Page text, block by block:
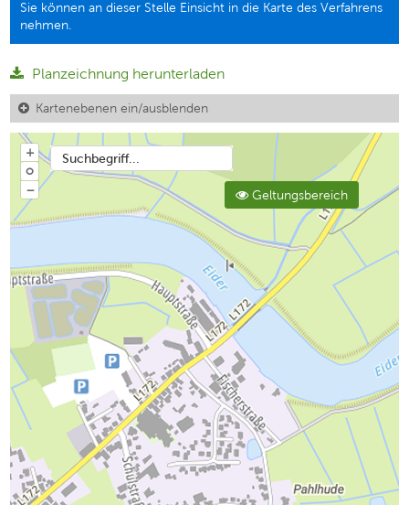
Sie können an dieser Stelle Einsicht in die Karte des Verfahrens
nehmen.
Planzeichnung herunterladen
Kartenebenen ein/ausblenden
Suchbegriff...
Geltungsbereich
+
o
−